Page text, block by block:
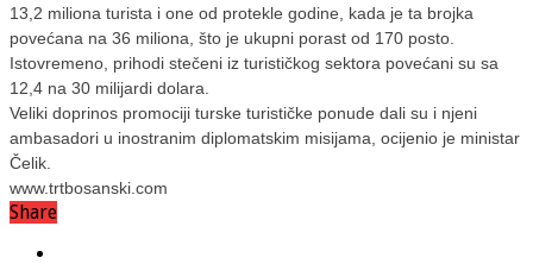
13,2 miliona turista i one od protekle godine, kada je ta brojka
povećana na 36 miliona, što je ukupni porast od 170 posto.
Istovremeno, prihodi stečeni iz turističkog sektora povećani su sa
12,4 na 30 milijardi dolara.
Veliki doprinos promociji turske turističke ponude dali su i njeni
ambasadori u inostranim diplomatskim misijama, ocijenio je ministar
Čelik.
www.trtbosanski.com
Share